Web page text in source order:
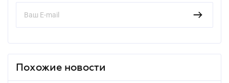
Похожие новости